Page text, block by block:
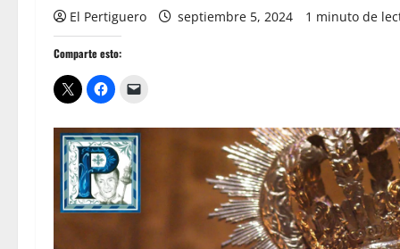
El Pertiguero septiembre 5, 2024 1 minuto de
Comparte esto: